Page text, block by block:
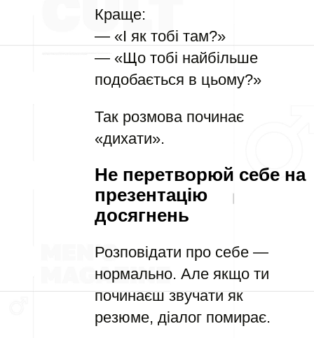
Краще:
— «І як тобі там?»
— «Що тобі найбільше
подобається в цьому?»
Так розмова починає
«дихати».
Не перетворюй себе на
презентацію
досягнень
Розповідати про себе —
нормально. Але якщо ти
починаєш звучати як
резюме, діалог помирає.